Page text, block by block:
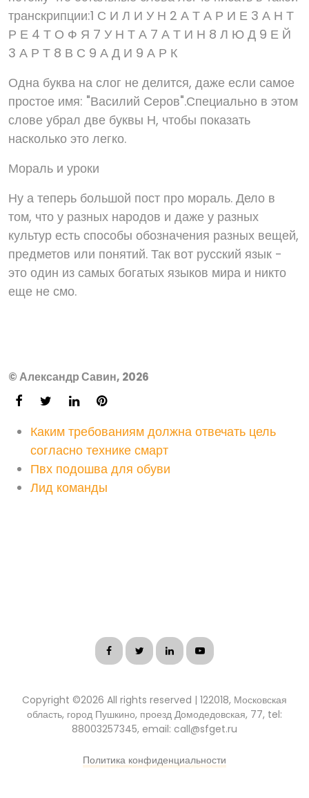
транскрипции:1 С И Л И У Н 2 А Т А Р И Е 3 А Н Т
Р Е 4 Т О Ф Я 7 У Н Т А 7 А Т И Н 8 Л Ю Д 9 Е Й
3 А Р Т 8 В С 9 А Д И 9 А Р К
Одна буква на слог не делится, даже если самое
простое имя: "Василий Серов".Специально в этом
слове убрал две буквы Н, чтобы показать
насколько это легко.
Мораль и уроки
Ну а теперь большой пост про мораль. Дело в
том, что у разных народов и даже у разных
культур есть способы обозначения разных вещей,
предметов или понятий. Так вот русский язык -
это один из самых богатых языков мира и никто
еще не смо.
© Александр Савин, 2026
Каким требованиям должна отвечать цель
согласно технике смарт
Пвх подошва для обуви
Лид команды
Copyright ©2026 All rights reserved | 122018, Московская
область, город Пушкино, проезд Домодедовская, 77, tel:
88003257345, email: call@sfget.ru
Политика конфиденциальности